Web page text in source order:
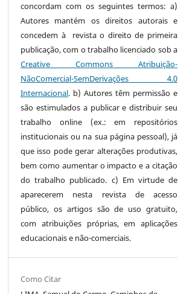
concordam com os seguintes termos: a)
Autores mantém os direitos autorais e
concedem à revista o direito de primeira
publicação, com o trabalho licenciado sob a
Creative Commons Atribuição-
NãoComercial-SemDerivações 4.0
Internacional. b) Autores têm permissão e
são estimulados a publicar e distribuir seu
trabalho online (ex.: em repositórios
institucionais ou na sua página pessoal), já
que isso pode gerar alterações produtivas,
bem como aumentar o impacto e a citação
do trabalho publicado. c) Em virtude de
aparecerem nesta revista de acesso
público, os artigos são de uso gratuito,
com atribuições próprias, em aplicações
educacionais e não-comerciais.
Como Citar